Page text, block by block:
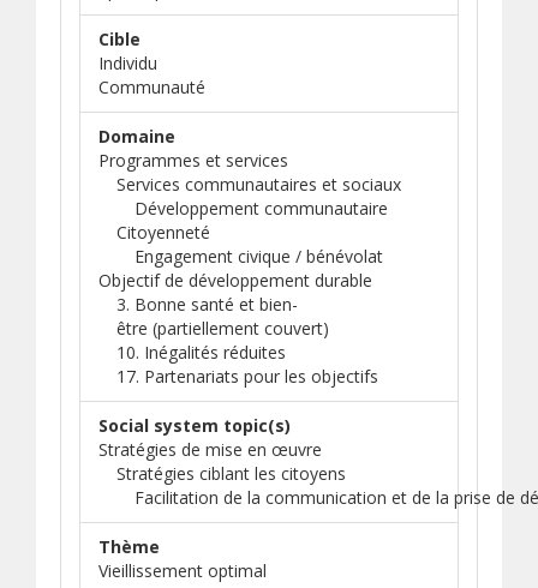
Cible
Individu
Communauté
Domaine
Programmes et services
Services communautaires et sociaux
Développement communautaire
Citoyenneté
Engagement civique / bénévolat
Objectif de développement durable
3. Bonne santé et bien-
être (partiellement couvert)
10. Inégalités réduites
17. Partenariats pour les objectifs
Social system topic(s)
Stratégies de mise en œuvre
Stratégies ciblant les citoyens
Facilitation de la communication et de la prise de
Thème
Vieillissement optimal